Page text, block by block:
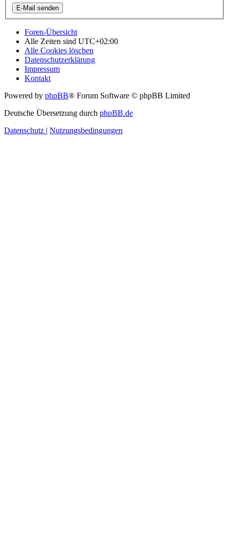
Foren-Übersicht
Alle Zeiten sind UTC+02:00
Alle Cookies löschen
Datenschutzerklärung
Impressum
Kontakt
Powered by phpBB® Forum Software © phpBB Limited
Deutsche Übersetzung durch phpBB.de
Datenschutz
Nutzungsbedingungen